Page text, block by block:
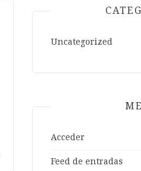
Uncategorized
Acceder
Feed de entradas